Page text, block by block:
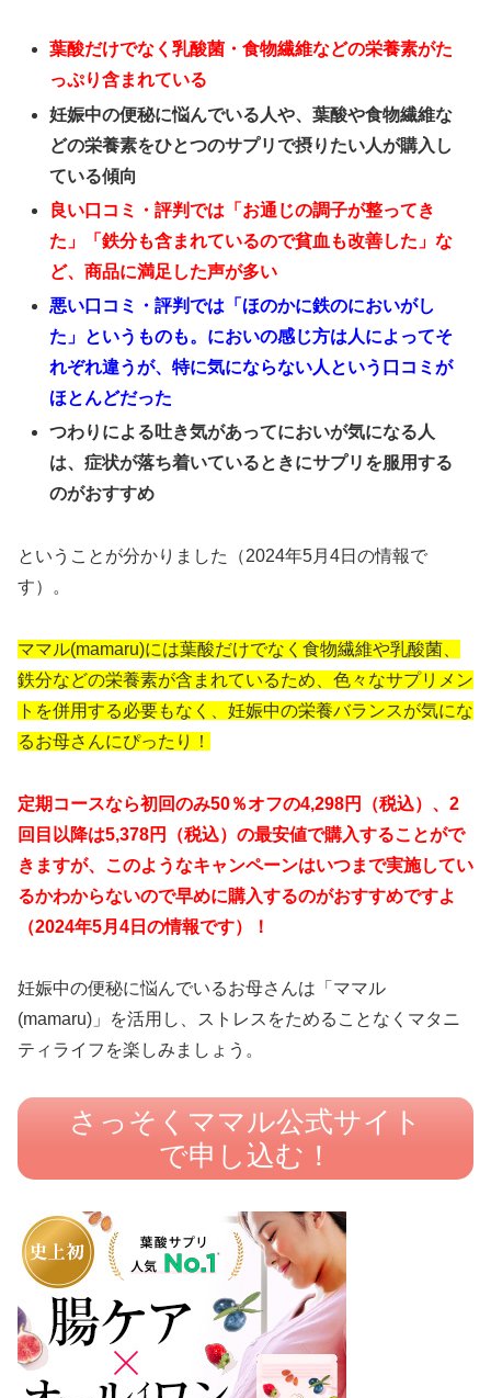
葉酸だけでなく乳酸菌・食物繊維などの栄養素がた
っぷり含まれている
妊娠中の便秘に悩んでいる人や、葉酸や食物繊維な
どの栄養素をひとつのサプリで摂りたい人が購入し
ている傾向
良い口コミ・評判では「お通じの調子が整ってき
た」「鉄分も含まれているので貧血も改善した」な
ど、商品に満足した声が多い
悪い口コミ・評判では「ほのかに鉄のにおいがし
た」というものも。においの感じ方は人によってそ
れぞれ違うが、特に気にならない人という口コミが
ほとんどだった
つわりによる吐き気があってにおいが気になる人
は、症状が落ち着いているときにサプリを服用する
のがおすすめ
ということが分かりました（2024年5月4日の情報で
す）。
ママル(mamaru)には葉酸だけでなく食物繊維や乳酸菌
鉄分などの栄養素が含まれているため、色々なサプリメン
トを併用する必要もなく、妊娠中の栄養バランスが気にな
るお母さんにぴったり！
定期コースなら初回のみ50％オフの4,298円（税込）、2
回目以降は5,378円（税込）の最安値で購入することがで
きますが、このようなキャンペーンはいつまで実施してい
るかわからないので早めに購入するのがおすすめですよ
（2024年5月4日の情報です）！
妊娠中の便秘に悩んでいるお母さんは「 ママル
(mamaru) 」を活用し、ストレスをためることなくマタニ
ティライフを楽しみましょう。
さっそくママル公式サイト
で申し込む！